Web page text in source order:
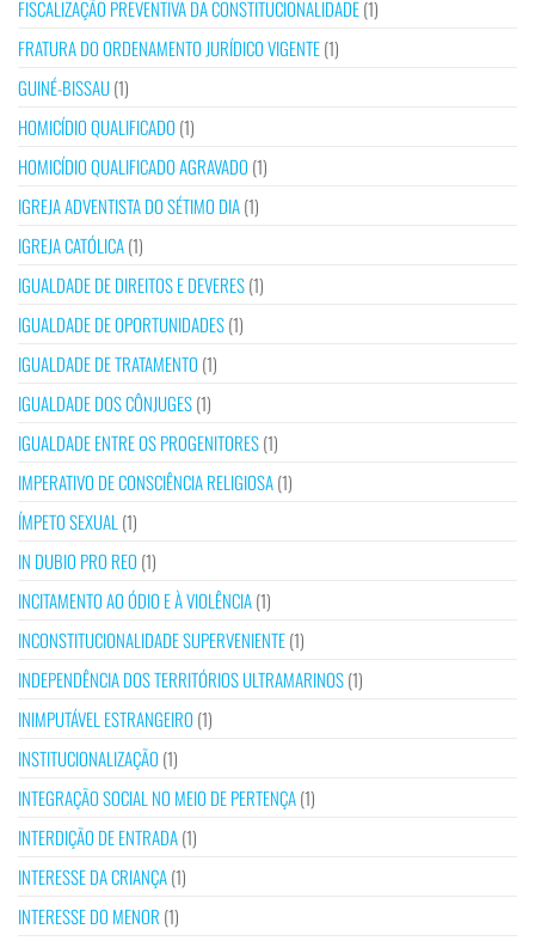
FISCALIZAÇÃO PREVENTIVA DA CONSTITUCIONALIDADE(1)
FRATURA DO ORDENAMENTO JURÍDICO VIGENTE(1)
GUINÉ-BISSAU(1)
HOMICÍDIO QUALIFICADO (1)
HOMICÍDIO QUALIFICADO AGRAVADO (1)
IGREJA ADVENTISTA DO SÉTIMO DIA(1)
IGREJA CATÓLICA(1)
IGUALDADE DE DIREITOS E DEVERES(1)
IGUALDADE DE OPORTUNIDADES(1)
IGUALDADE DE TRATAMENTO (1)
IGUALDADE DOS CÔNJUGES(1)
IGUALDADE ENTRE OS PROGENITORES(1)
IMPERATIVO DE CONSCIÊNCIA RELIGIOSA(1)
ÍMPETO SEXUAL(1)
IN DUBIO PRO REO (1)
INCITAMENTO AO ÓDIO E À VIOLÊNCIA(1)
INCONSTITUCIONALIDADE SUPERVENIENTE(1)
INDEPENDÊNCIA DOS TERRITÓRIOS ULTRAMARINOS(1)
INIMPUTÁVEL ESTRANGEIRO (1)
INSTITUCIONALIZAÇÃO (1)
INTEGRAÇÃO SOCIAL NO MEIO DE PERTENÇA(1)
INTERDIÇÃO DE ENTRADA(1)
INTERESSE DA CRIANÇA(1)
INTERESSE DO MENOR (1)